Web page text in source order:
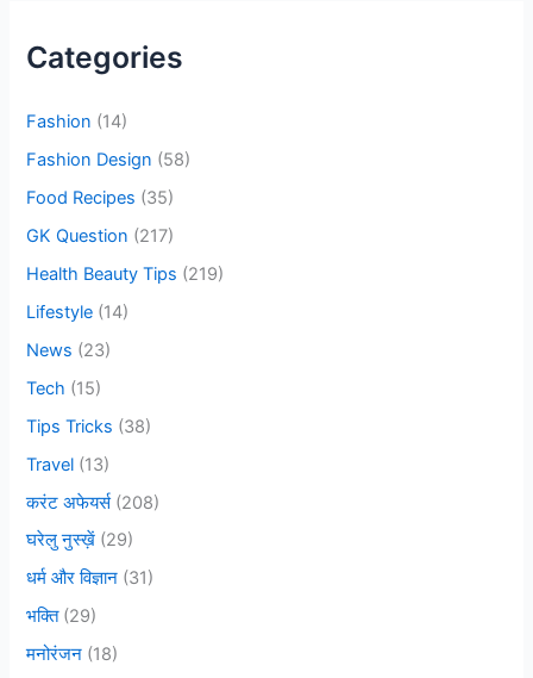
h
r
:
Categories
Fashion (14)
Fashion Design (58)
Food Recipes (35)
GK Question (217)
Health Beauty Tips (219)
Lifestyle (14)
News (23)
Tech (15)
Tips Tricks (38)
Travel (13)
करंट अफेयर्स(208)
घरेलु नुस्ख़ें (29)
धर्म और विज्ञान (31)
भक्ति(29)
मनोरंजन (18)